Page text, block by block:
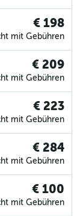
€ 198
mit Gebühren
€ 209
mit Gebühren
€ 223
mit Gebühren
€ 284
mit Gebühren
€ 100
mit Gebühren